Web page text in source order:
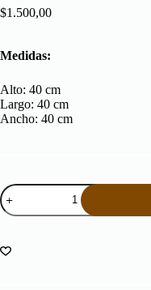
$1.500,00
Medidas:
Alto: 40 cm
Largo: 40 cm
Ancho: 40 cm
Maceta
Cubo
40